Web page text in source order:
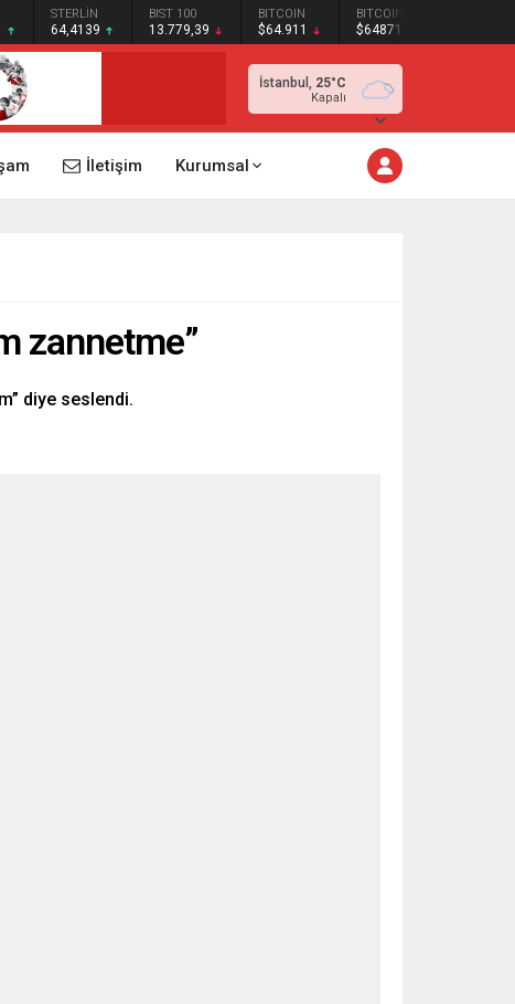
STERLİN
64,4139
BIST 100
13.779,39
BITCOIN
$64.911
BITCOIN
$64871
İstanbul, 25°C
Kapalı
İletişim Kurumsal
zannetme”
diye seslendi.